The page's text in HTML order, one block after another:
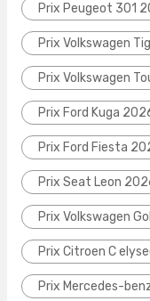
Prix Peugeot 301
Prix Volkswagen
Prix Volkswagen
Prix Ford Kuga
Prix Ford Fiesta
Prix Seat Leon
Prix Volkswagen
Prix Citroen C
Prix Mercedes-